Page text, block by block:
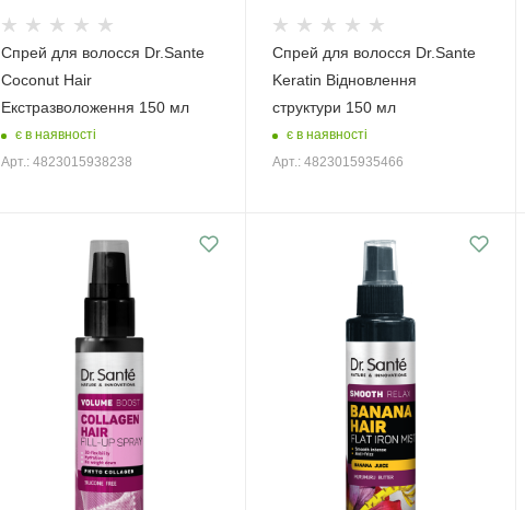
Спрей для волосся Dr.Sante
Coconut Hair
Екстразволоження 150 мл
є в наявності
Арт.: 4823015938238
Спрей для волосся Dr.Sante
Keratin Відновлення
структури 150 мл
є в наявності
Арт.: 4823015935466